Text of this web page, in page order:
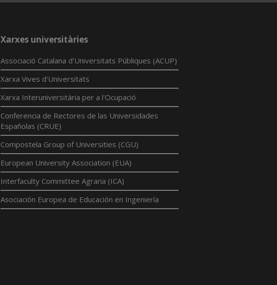
Xarxes universitàries
Associació Catalana d'Universitats Públiques (ACUP)
Xarxa Vives d'Universitats
Xarxa Interuniversitària per a l'Ocupació
Conferencia de Rectores de las Universidades
Españolas (CRUE)
Compostela Group of Universities (CGU)
European University Association (EUA)
Interfaculty Committee Agraria (ICA)
Asociación Europea de Educación en Ingeniería